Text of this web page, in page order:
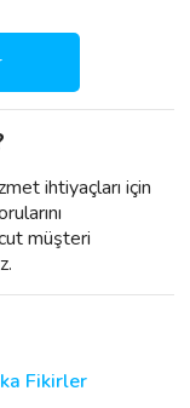
ihtiyaçları için
müşteri
Fikirler